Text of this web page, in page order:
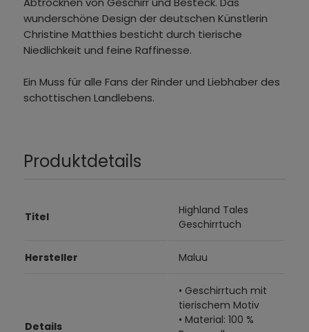
wunderschöne Design der deutschen Künstlerin
Christine Matthies besticht durch tierische
Niedlichkeit und feine Raffinesse.
Ein Muss für alle Fans der Rinder und Liebhaber des
schottischen Landlebens.
Produktdetails
Titel
Highland Tales
Geschirrtuch
Hersteller Maluu
Details
• Geschirrtuch mit
tierischem Motiv
• Material: 100 %